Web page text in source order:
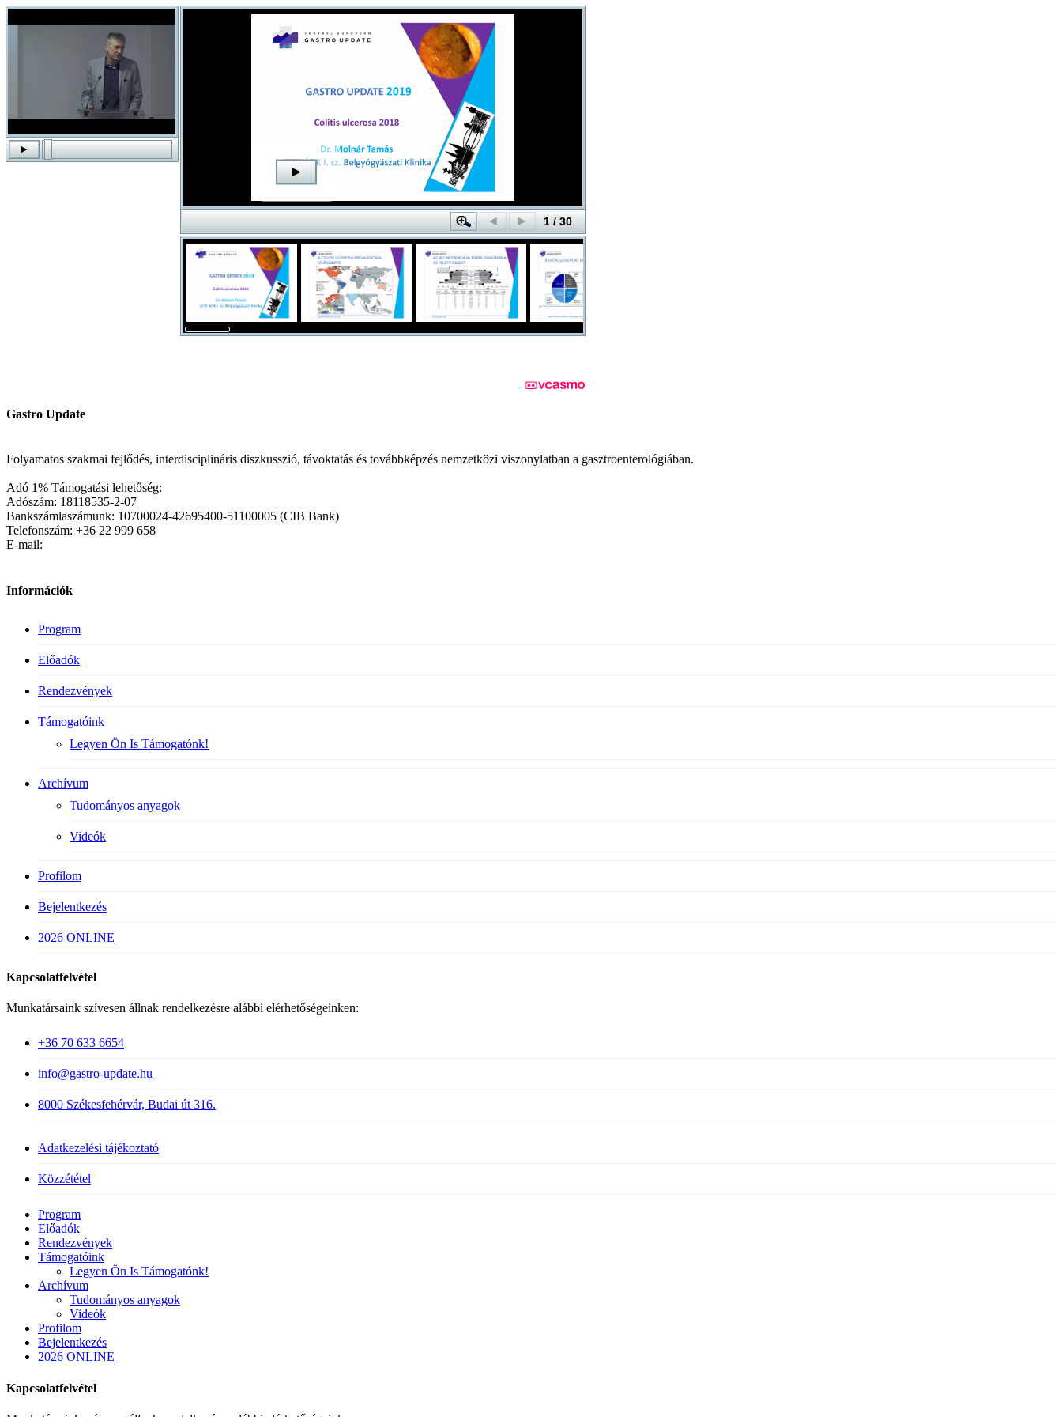
Gastro Update
Folyamatos szakmai fejlődés, interdisciplináris diszkusszió, távoktatás és továbbképzés nemzetközi viszonylatban a gasztroenterológiában.
Adó 1% Támogatási lehetőség:
Adószám: 18118535-2-07
Bankszámlaszámunk: 10700024-42695400-51100005 (CIB Bank)
Telefonszám: +36 22 999 658
E-mail:
Információk
Program
Előadók
Rendezvények
Támogatóink
Legyen Ön Is Támogatónk!
Archívum
Tudományos anyagok
Videók
Profilom
Bejelentkezés
2026 ONLINE
Kapcsolatfelvétel
Munkatársaink szívesen állnak rendelkezésre alábbi elérhetőségeinken:
+36 70 633 6654
info@gastro-update.hu
8000 Székesfehérvár, Budai út 316.
Adatkezelési tájékoztató
Közzététel
Close
Menu
Program
Előadók
Rendezvények
Támogatóink
Legyen Ön Is Támogatónk!
Archívum
Tudományos anyagok
Videók
Profilom
Bejelentkezés
2026 ONLINE
Kapcsolatfelvétel